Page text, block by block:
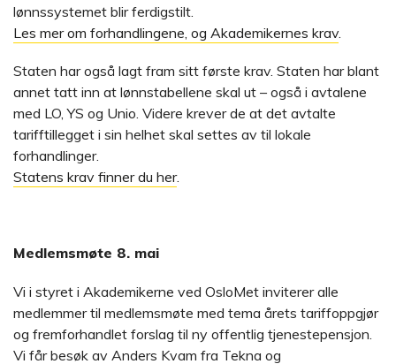
lønnssystemet blir ferdigstilt.
Les mer om forhandlingene, og Akademikernes krav.
Staten har også lagt fram sitt første krav. Staten har blant
annet tatt inn at lønnstabellene skal ut – også i avtalene
med LO, YS og Unio. Videre krever de at det avtalte
tarifftillegget i sin helhet skal settes av til lokale
forhandlinger.
Statens krav finner du her.
Medlemsmøte 8. mai
Vi i styret i Akademikerne ved OsloMet inviterer alle
medlemmer til medlemsmøte med tema årets tariffoppgjør
og fremforhandlet forslag til ny offentlig tjenestepensjon.
Vi får besøk av Anders Kvam fra Tekna og